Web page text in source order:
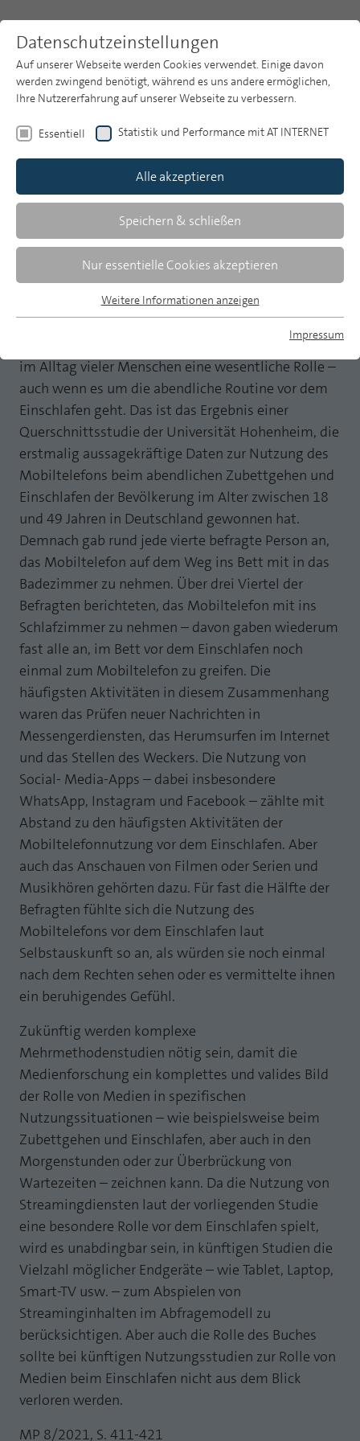
MP auf Mastodon
MP auf LinkedIn
Newsletter
Publikationsarchiv
Heft 7-8
Nutzung des Mobiltelefons beim
Zubettgehen und Einschlafen
Ergebnisse aus einer Querschnittsstudie
Das Smartphone spielt als permanenter Begleiter
im Alltag vieler Menschen eine wesentliche Rolle –
auch wenn es um die abendliche Routine vor dem
Einschlafen geht. Das ist das Ergebnis einer
Querschnittsstudie der Universität Hohenheim, die
erstmalig aussagekräftige Daten zur Nutzung des
Mobiltelefons beim abendlichen Zubettgehen und
Einschlafen der Bevölkerung im Alter zwischen 18
und 49 Jahren in Deutschland gewonnen hat.
Demnach gab rund jede vierte befragte Person an,
das Mobiltelefon auf dem Weg ins Bett mit in das
Badezimmer zu nehmen. Über drei Viertel der
Befragten berichteten, das Mobiltelefon mit ins
Schlafzimmer zu nehmen – davon gaben wiederum
fast alle an, im Bett vor dem Einschlafen noch
einmal zum Mobiltelefon zu greifen. Die
häufigsten Aktivitäten in diesem Zusammenhang
waren das Prüfen neuer Nachrichten in
Messengerdiensten, das Herumsurfen im Internet
und das Stellen des Weckers. Die Nutzung von
Social- Media-Apps – dabei insbesondere
WhatsApp, Instagram und Facebook – zählte mit
Abstand zu den häufigsten Aktivitäten der
Mobiltelefonnutzung vor dem Einschlafen. Aber
auch das Anschauen von Filmen oder Serien und
Musikhören gehörten dazu. Für fast die Hälfte der
Befragten fühlte sich die Nutzung des
Mobiltelefons vor dem Einschlafen laut
Selbstauskunft so an, als würden sie noch einmal
nach dem Rechten sehen oder es vermittelte ihnen
ein beruhigendes Gefühl.
Zukünftig werden komplexe
Mehrmethodenstudien nötig sein, damit die
Medienforschung ein komplettes und valides Bild
der Rolle von Medien in spezifischen
Nutzungssituationen – wie beispielsweise beim
Zubettgehen und Einschlafen, aber auch in den
Morgenstunden oder zur Überbrückung von
Wartezeiten – zeichnen kann. Da die Nutzung von
Streamingdiensten laut der vorliegenden Studie
eine besondere Rolle vor dem Einschlafen spielt,
wird es unabdingbar sein, in künftigen Studien die
Vielzahl möglicher Endgeräte – wie Tablet, Laptop,
Smart-TV usw. – zum Abspielen von
Streaminginhalten im Abfragemodell zu
berücksichtigen. Aber auch die Rolle des Buches
sollte bei künftigen Nutzungsstudien zur Rolle von
Medien beim Einschlafen nicht aus dem Blick
verloren werden.
MP 8/2021, S. 411-421
Datenschutzeinstellungen
Auf unserer Webseite werden Cookies verwendet. Einige davon
werden zwingend benötigt, während es uns andere ermöglichen,
Ihre Nutzererfahrung auf unserer Webseite zu verbessern.
Essentiell Statistik und Performance mit AT INTERNET
Alle akzeptieren
Speichern & schließen
Nur essentielle Cookies akzeptieren
Essentielle Cookies werden für grundlegende Funktionen der
Webseite einwandfrei funktioniert.
Name fe_typo_user
Anbieter TYPO3
Laufzeit
Zweck
Dieses Cookie ist ein Standard-Session-
Cookie von TYPO3. Es speichert im Falle
eines Benutzer-Logins die Session ID
mithilfe derer der eingeloggte User
wiedererkannt wird, um ihm Zugang zu
geschützten Bereichen zu gewähren.
Name PHPSESSID
Anbieter php
Laufzeit Ende der Sitzung
Zweck PHPs Standard Sitzungs Identifikation
Cookie-Informationen anzeigen
Statistik und Performance mit AT INTERNET
CROSS-DEVICE ANALYTICS LÖSUNG
Name atidvisitor
AT INTERNET
Laufzeit 1 Jahr
Zweck
Cookie von AT INTERNET zur Steuerung der
erweiterten Script- und Ereignisbehandlung
Name atuserid
Anbieter AT INTERNET
Laufzeit 1 Jahr
Zweck
Cookie von AT INTERNET zur Steuerung der
erweiterten Script- und Ereignisbehandlung
Cookie-Informationen anzeigen
Weitere Informationen anzeigen
Impressum